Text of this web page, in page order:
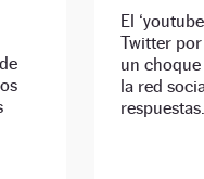
El
Twitter
un
la red
respuestas.